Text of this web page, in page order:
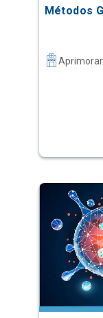
Métodos